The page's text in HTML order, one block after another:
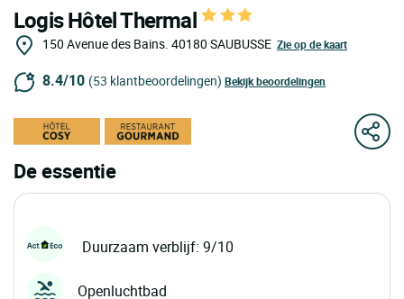
Logis Hôtel Thermal
150 Avenue des Bains. 40180 SAUBUSSE Zie op de kaart
8.4/10 (53 klantbeoordelingen) Bekijk beoordelingen
De essentie
Duurzaam verblijf: 9/10
Openluchtbad